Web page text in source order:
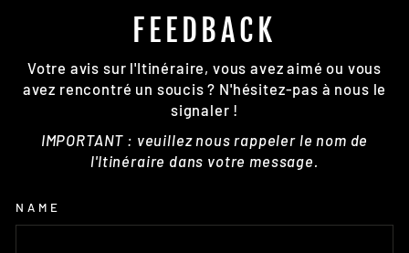
FEEDBACK
Votre avis sur l'Itinéraire, vous avez aimé ou vous
avez rencontré un soucis ? N'hésitez-pas à nous le
signaler !
IMPORTANT : veuillez nous rappeler le nom de
l'Itinéraire dans votre message.
NAME